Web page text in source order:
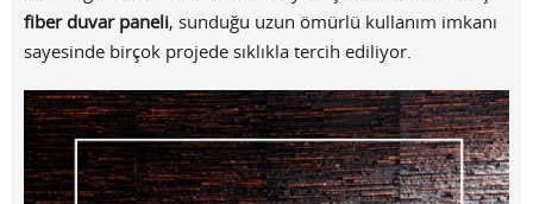
fiber duvar paneli, sunduğu uzun ömürlü kullanım imkanı
sayesinde birçok projede sıklıkla tercih ediliyor.